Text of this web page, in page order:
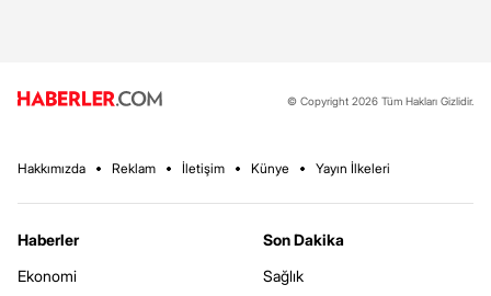
© Copyright 2026 Tüm Hakları Gizlidir.
Hakkımızda Reklam İletişim Künye Yayın İlkeleri
Haberler
Ekonomi
Son Dakika
Sağlık